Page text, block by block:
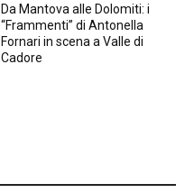
Da Mantova alle Dolomiti: i
“Frammenti” di Antonella
Fornari in scena a Valle di
Cadore